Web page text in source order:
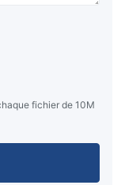
fichier de 10M